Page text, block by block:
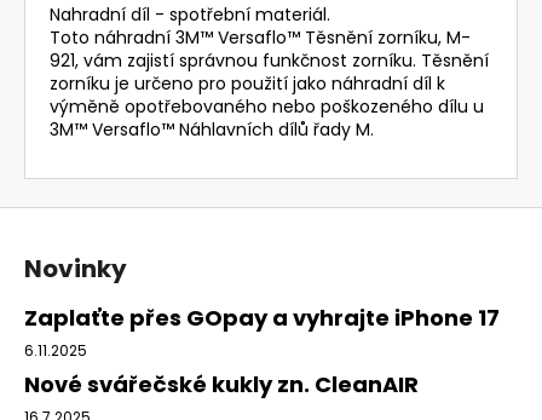
Nahradní díl - spotřební materiál.
Toto náhradní 3M™ Versaflo™ Těsnění zorníku, M-
921, vám zajistí správnou funkčnost zorníku. Těsnění
zorníku je určeno pro použití jako náhradní díl k
výměně opotřebovaného nebo poškozeného dílu u
3M™ Versaflo™ Náhlavních dílů řady M.
Z
Novinky
Zaplaťte přes GOpay a vyhrajte iPhone 17
6.11.2025
Nové svářečské kukly zn. CleanAIR